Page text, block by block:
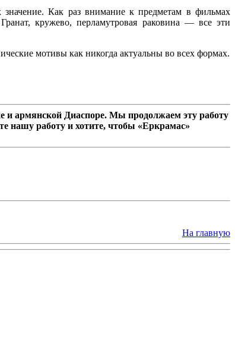
Как раз внимание к предметам в фильмах
кружево, перламутровая раковина — все эти
мотивы как никогда актуальны во всех формах.
и армянской Диаспоре. Мы продолжаем эту работу
нашу работу и хотите, чтобы «Еркрамас»
На главную